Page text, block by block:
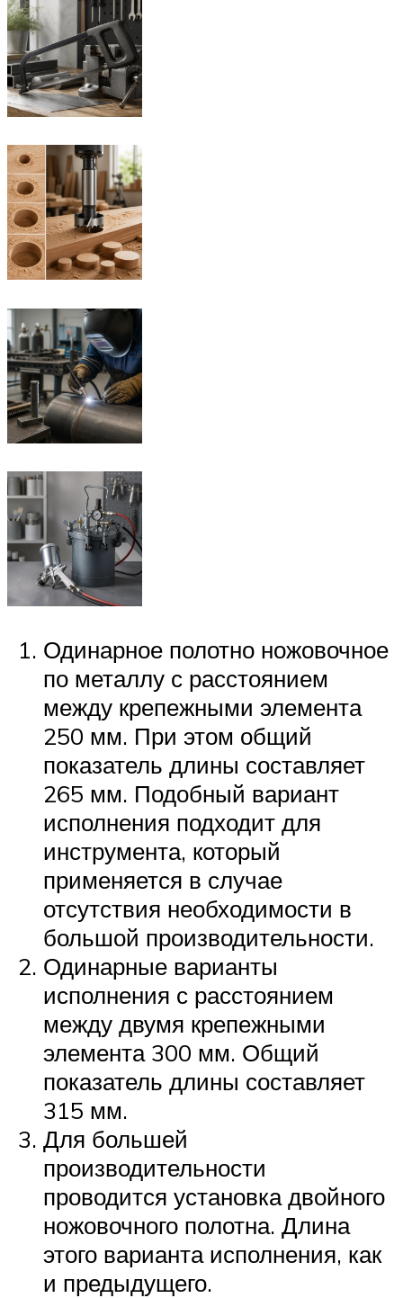
Одинарное полотно ножовочное
по металлу с расстоянием
между крепежными элемента
250 мм. При этом общий
показатель длины составляет
265 мм. Подобный вариант
исполнения подходит для
инструмента, который
применяется в случае
отсутствия необходимости в
большой производительности.
Одинарные варианты
исполнения с расстоянием
между двумя крепежными
элемента 300 мм. Общий
показатель длины составляет
315 мм.
Для большей
производительности
проводится установка двойного
ножовочного полотна. Длина
этого варианта исполнения, как
и предыдущего.